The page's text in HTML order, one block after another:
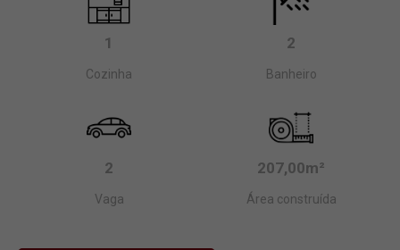
1
Cozinha
2
Banheiro
2
Vaga
207,00m²
Área construída